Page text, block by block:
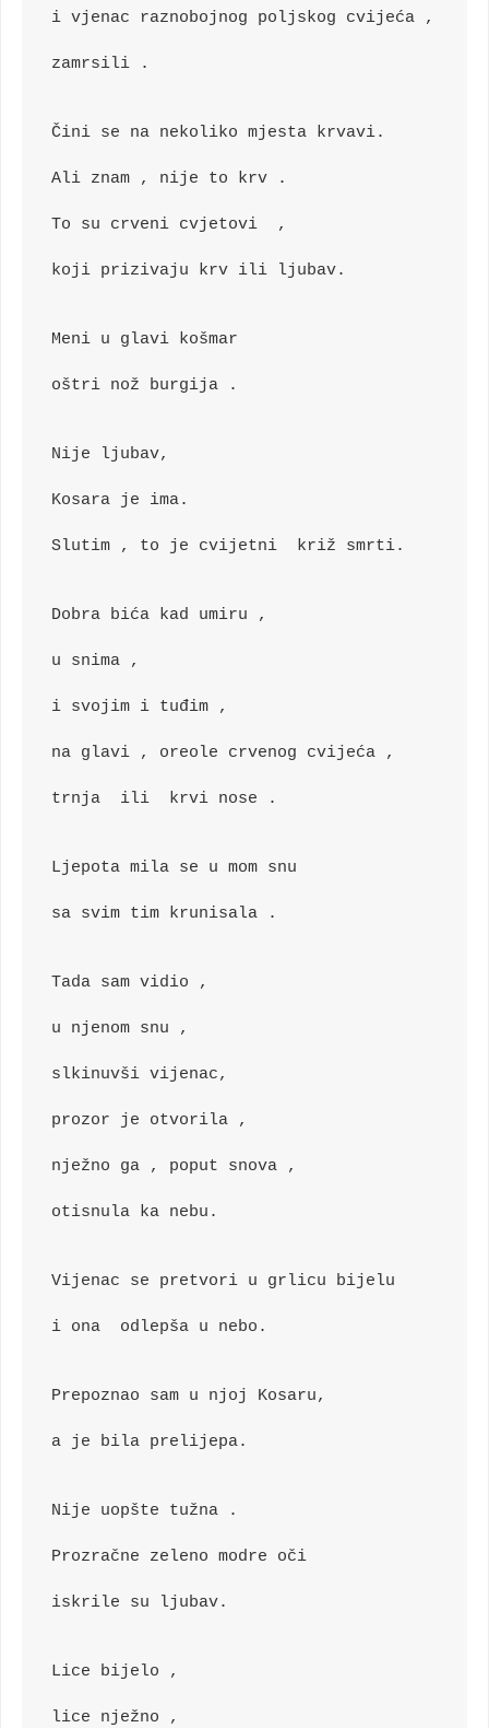
i vjenac raznobojnog poljskog cvijeća ,
zamrsili .
Čini se na nekoliko mjesta krvavi.
Ali znam , nije to krv .
To su crveni cvjetovi  ,
koji prizivaju krv ili ljubav.
Meni u glavi košmar
oštri nož burgija .
Nije ljubav,
Kosara je ima.
Slutim , to je cvijetni  križ smrti.
Dobra bića kad umiru ,
u snima ,
i svojim i tuđim ,
na glavi , oreole crvenog cvijeća ,
trnja  ili  krvi nose .
Ljepota mila se u mom snu
sa svim tim krunisala .
Tada sam vidio ,
u njenom snu ,
slkinuvši vijenac,
prozor je otvorila ,
nježno ga , poput snova ,
otisnula ka nebu.
Vijenac se pretvori u grlicu bijelu
i ona  odlepša u nebo.
Prepoznao sam u njoj Kosaru,
a je bila prelijepa.
Nije uopšte tužna .
Prozračne zeleno modre oči
iskrile su ljubav.
Lice bijelo ,
lice nježno ,